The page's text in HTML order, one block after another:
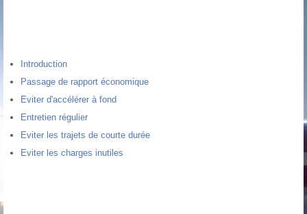
Introduction
Passage de rapport économique
Eviter d'accélérer à fond
Entretien régulier
Eviter les trajets de courte durée
Eviter les charges inutiles